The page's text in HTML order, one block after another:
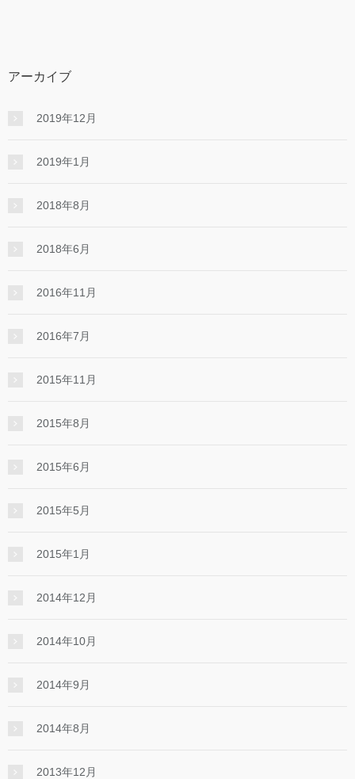
アーカイブ
2019年12月
2019年1月
2018年8月
2018年6月
2016年11月
2016年7月
2015年11月
2015年8月
2015年6月
2015年5月
2015年1月
2014年12月
2014年10月
2014年9月
2014年8月
2013年12月